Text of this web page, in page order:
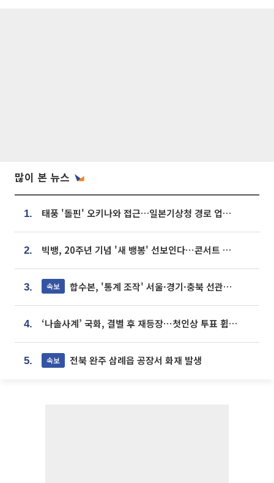
많이 본 뉴스
1. 태풍 '돌핀' 오키나와 접근…일본기상청 경로 업데이트
2. 빅뱅, 20주년 기념 '새 뱅봉' 선보인다⋯콘서트 앞두고 팝업 개최
3. 속보 합수본, '통계 조작' 서울·경기·충북 선관위 등 추가 압수수색
4. ‘나솔사계’ 국화, 결별 후 재등장⋯첫인상 투표 휩쓸고 ‘인기녀’ 등극
5. 속보 전북 완주 삼례읍 공장서 화재 발생